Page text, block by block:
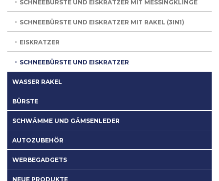
SCHNEEBÜRSTE UND EISKRATZER MIT MESSINGKLINGE
SCHNEEBÜRSTE UND EISKRATZER MIT RAKEL (3IN1)
EISKRATZER
SCHNEEBÜRSTE UND EISKRATZER
WASSER RAKEL
BÜRSTE
SCHWÄMME UND GÄMSENLEDER
AUTOZUBEHÖR
WERBEGADGETS
NEUE PRODUKTE